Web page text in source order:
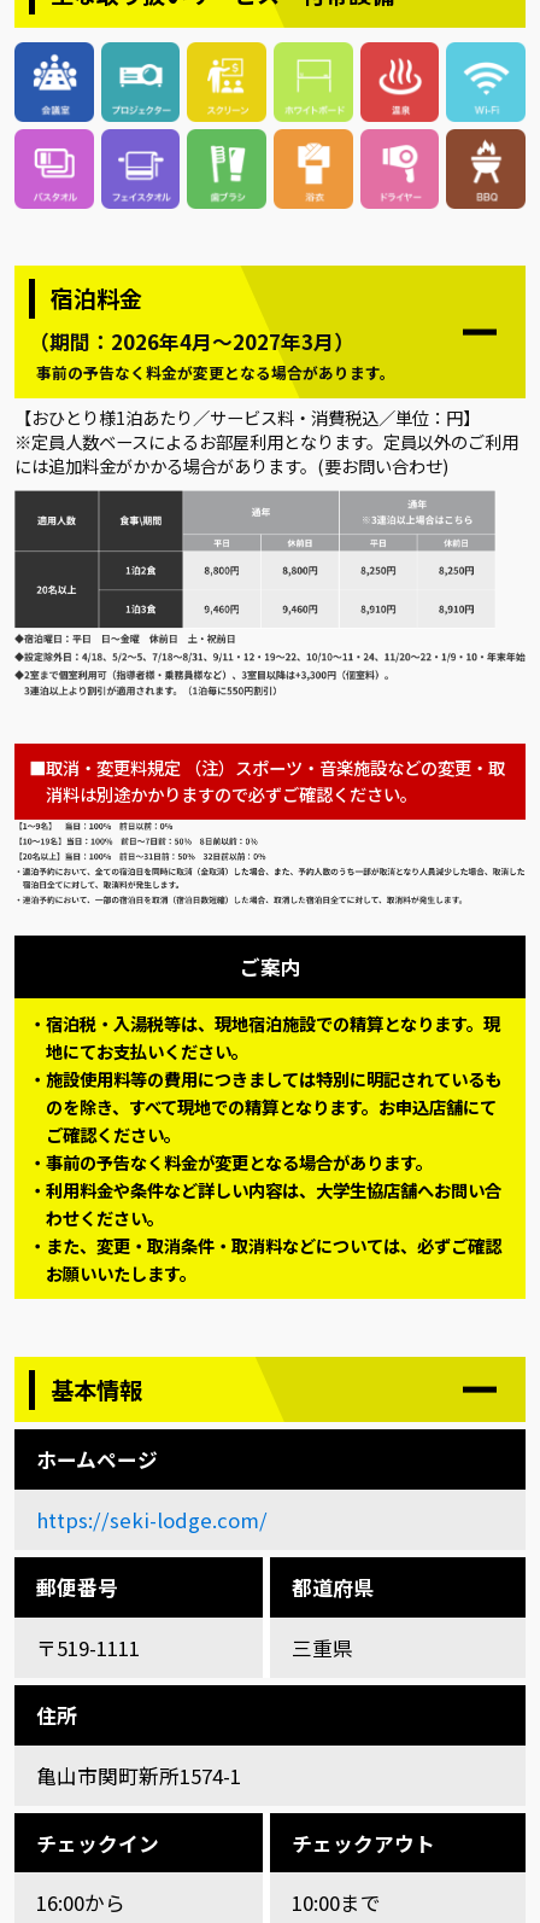
宿泊料金
（期間：2026年4月～2027年3月）
事前の予告なく料金が変更となる場合があります。
【おひとり様1泊あたり／サービス料・消費税込／単位：円】
※定員人数ベースによるお部屋利用となります。定員以外のご利用
には追加料金がかかる場合があります。(要お問い合わせ)
取消・変更料規定 （注）スポーツ・音楽施設などの変更・取
消料は別途かかりますので必ずご確認ください。
ご案内
宿泊税・入湯税等は、現地宿泊施設での精算となります。現
地にてお支払いください。
施設使用料等の費用につきましては特別に明記されているも
のを除き、すべて現地での精算となります。お申込店舗にて
ご確認ください。
事前の予告なく料金が変更となる場合があります。
利用料金や条件など詳しい内容は、大学生協店舗へお問い合
わせください。
また、変更・取消条件・取消料などについては、必ずご確認
お願いいたします。
基本情報
ホームページ
https://seki-lodge.com/
郵便番号
〒519-1111
都道府県
三重県
住所
亀山市関町新所1574-1
チェックイン
16:00から
チェックアウト
10:00まで